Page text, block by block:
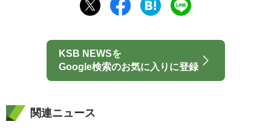
KSB NEWSを
Google検索のお気に入りに登録
関連ニュース